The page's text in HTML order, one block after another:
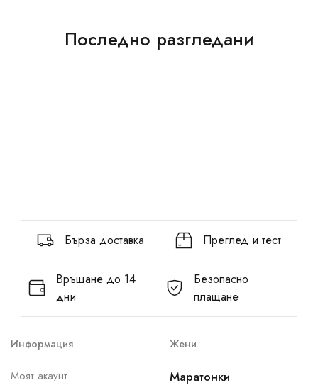
Последно разгледани
Бърза доставка Преглед и тест
Връщане до 14
дни
Безопасно
плащане
Информация
Моят акаунт
Жени
Маратонки